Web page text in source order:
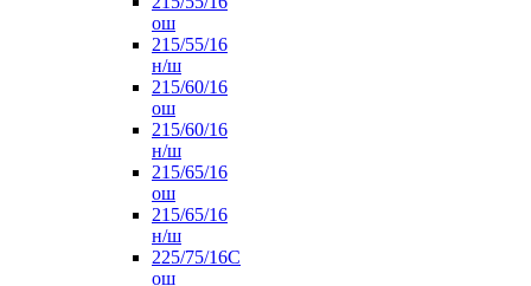
ош
215/55/16
н/ш
215/60/16
ош
215/60/16
н/ш
215/65/16
ош
215/65/16
н/ш
225/75/16C
ош